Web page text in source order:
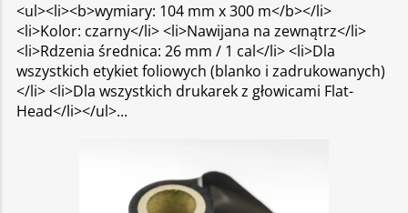
<ul><li><b>wymiary: 104 mm x 300 m</b></li>
<li>Kolor: czarny</li> <li>Nawijana na zewnątrz</li>
<li>Rdzenia średnica: 26 mm / 1 cal</li> <li>Dla
wszystkich etykiet foliowych (blanko i zadrukowanych)
</li> <li>Dla wszystkich drukarek z głowicami Flat-
Head</li></ul>